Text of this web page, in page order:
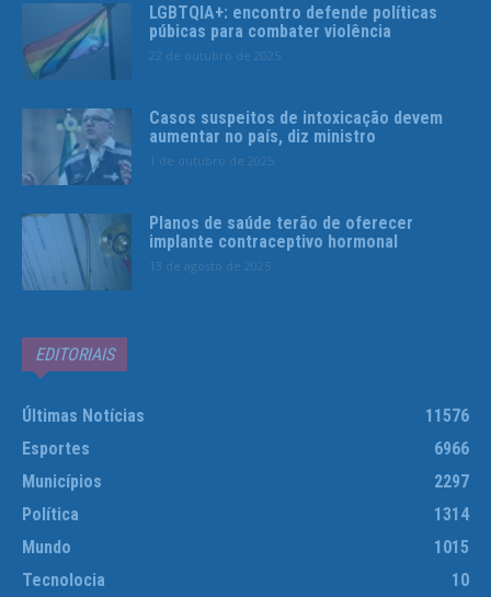
LGBTQIA+: encontro defende políticas
púbicas para combater violência
22 de outubro de 2025
Casos suspeitos de intoxicação devem
aumentar no país, diz ministro
1 de outubro de 2025
Planos de saúde terão de oferecer
implante contraceptivo hormonal
13 de agosto de 2025
EDITORIAIS
Últimas Notícias
11576
Esportes
6966
Municípios
2297
Política
1314
Mundo
1015
Tecnolocia
10